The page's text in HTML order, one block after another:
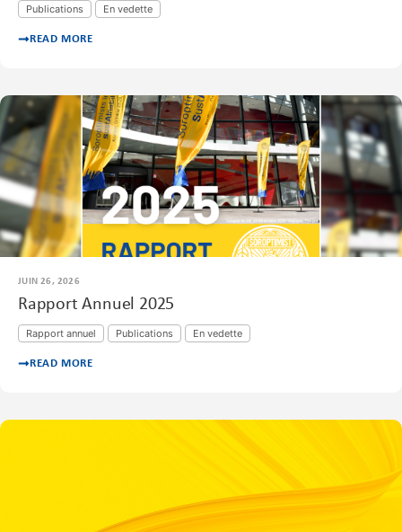
Publications En vedette
READ MORE
JUIN 26, 2026
Rapport Annuel 2025
Rapport annuel Publications En vedette
READ MORE